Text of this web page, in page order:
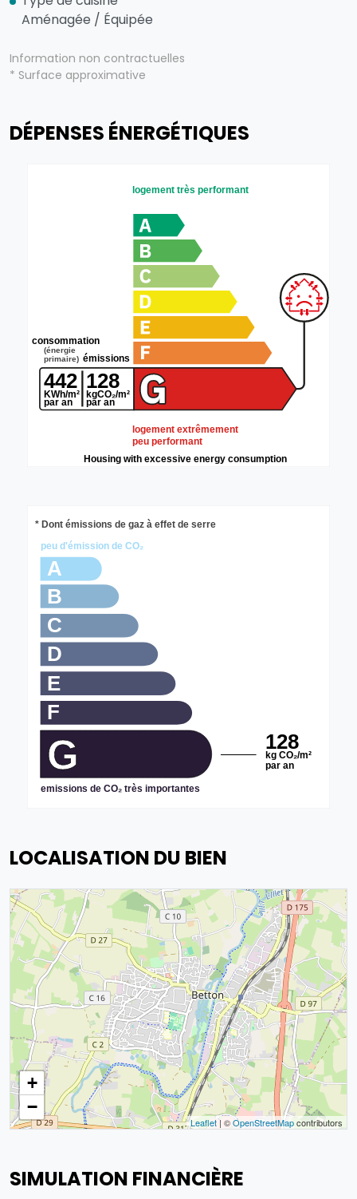
Aménagée / Équipée
Information non contractuelles
* Surface approximative
DÉPENSES ÉNERGÉTIQUES
consommation
(énergie
primaire) émissions
442
KWh/m²
par an
128
kgCO₂/m²
par an
logement très performant
logement extrêmement
peu performant
Housing with excessive energy consumption
128
kg CO₂/m²
par an
A
B
C
D
E
F
G
emissions de CO₂ très importantes
peu d'émission de CO₂
* Dont émissions de gaz à effet de serre
LOCALISATION DU BIEN
+
−
Leaflet| ©OpenStreetMapcontributors
SIMULATION FINANCIÈRE